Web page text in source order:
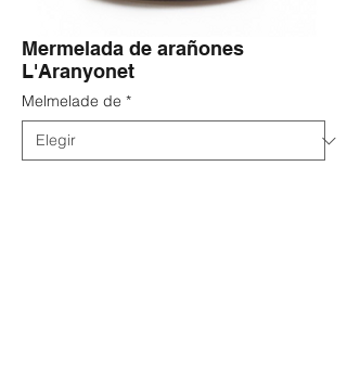
Mermelada de arañones
L'Aranyonet
Melmelade de *